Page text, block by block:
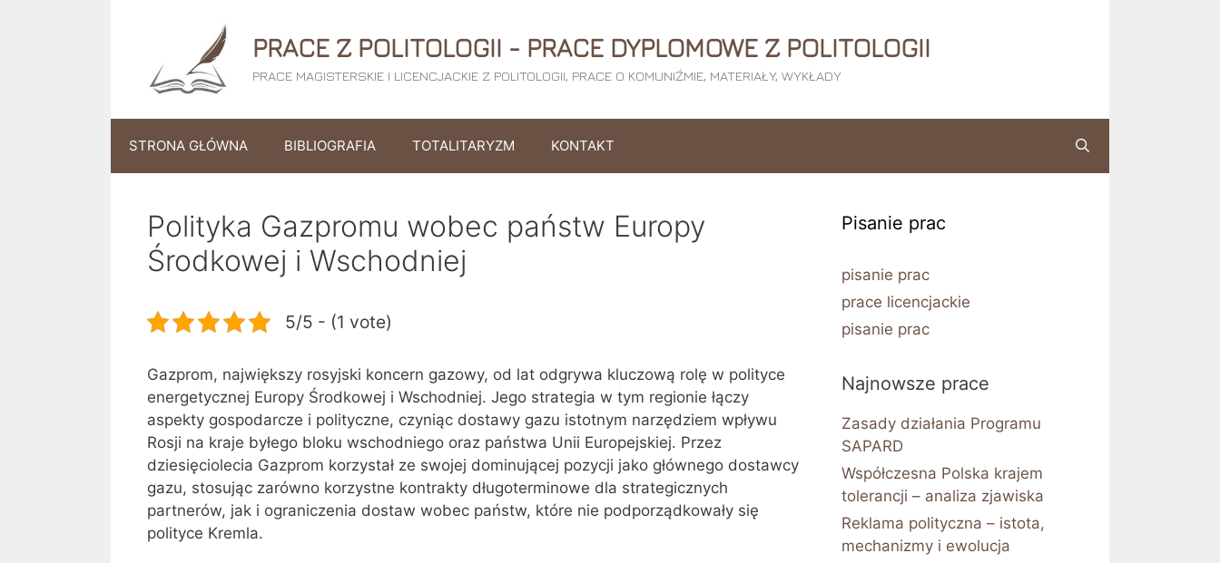
PRACE Z POLITOLOGII - PRACE DYPLOMOWE Z POLITOLOGII
PRACE MAGISTERSKIE I LICENCJACKIE Z POLITOLOGII, PRACE O KOMUNIŹMIE, MATERIAŁY, WYKŁADY
STRONA GŁÓWNA BIBLIOGRAFIA TOTALITARYZM KONTAKT
Polityka Gazpromu wobec państw Europy
Środkowej i Wschodniej
5/5 - (1 vote)
Gazprom, największy rosyjski koncern gazowy, od lat odgrywa kluczową rolę w polityce
energetycznej Europy Środkowej i Wschodniej. Jego strategia w tym regionie łączy
aspekty gospodarcze i polityczne, czyniąc dostawy gazu istotnym narzędziem wpływu
Rosji na kraje byłego bloku wschodniego oraz państwa Unii Europejskiej. Przez
dziesięciolecia Gazprom korzystał ze swojej dominującej pozycji jako głównego dostawcy
gazu, stosując zarówno korzystne kontrakty długoterminowe dla strategicznych
partnerów, jak i ograniczenia dostaw wobec państw, które nie podporządkowały się
polityce Kremla.
Pisanie prac
pisanie prac
prace licencjackie
pisanie prac
Najnowsze prace
Zasady działania Programu
SAPARD
Współczesna Polska krajem
tolerancji – analiza zjawiska
Reklama polityczna – istota,
mechanizmy i ewolucja